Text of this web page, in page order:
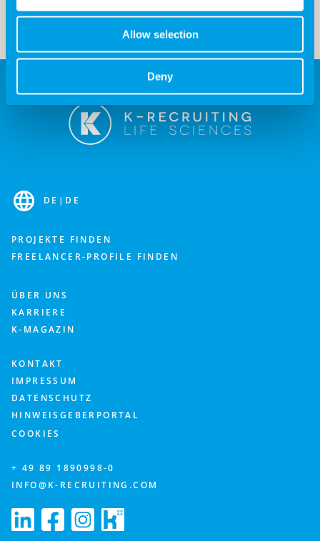
Allow selection
Deny
DE | DE
PROJEKTE FINDEN
FREELANCER-PROFILE FINDEN
ÜBER UNS
KARRIERE
K-MAGAZIN
KONTAKT
IMPRESSUM
DATENSCHUTZ
HINWEISGEBERPORTAL
COOKIES
+ 49 89 1890998-0
INFO@K-RECRUITING.COM